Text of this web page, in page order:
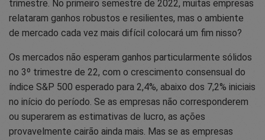
trimestre. No primeiro semestre de 2022, muitas empresas
relataram ganhos robustos e resilientes, mas o ambiente
de mercado cada vez mais difícil colocará um fim nisso?
Os mercados não esperam ganhos particularmente sólidos
no 3º trimestre de 22, com o crescimento consensual do
índice S&P 500 esperado para 2,4%, abaixo dos 7,2% iniciais
no início do período. Se as empresas não corresponderem
ou superarem as estimativas de lucro, as ações
provavelmente cairão ainda mais. Mas se as empresas